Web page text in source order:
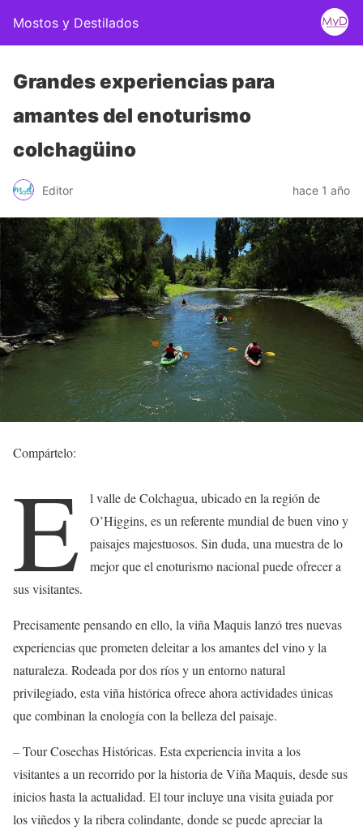
Mostos y Destilados
Grandes experiencias para
amantes del enoturismo
colchagüino
Editor hace 1 año
Compártelo:
E
l valle de Colchagua, ubicado en la región de
O’Higgins, es un referente mundial de buen vino y
paisajes majestuosos. Sin duda, una muestra de lo
mejor que el enoturismo nacional puede ofrecer a
sus visitantes.
Precisamente pensando en ello, la viña Maquis lanzó tres nuevas
experiencias que prometen deleitar a los amantes del vino y la
naturaleza. Rodeada por dos ríos y un entorno natural
privilegiado, esta viña histórica ofrece ahora actividades únicas
que combinan la enología con la belleza del paisaje.
– Tour Cosechas Históricas. Esta experiencia invita a los
visitantes a un recorrido por la historia de Viña Maquis, desde sus
inicios hasta la actualidad. El tour incluye una visita guiada por
los viñedos y la ribera colindante, donde se puede apreciar la